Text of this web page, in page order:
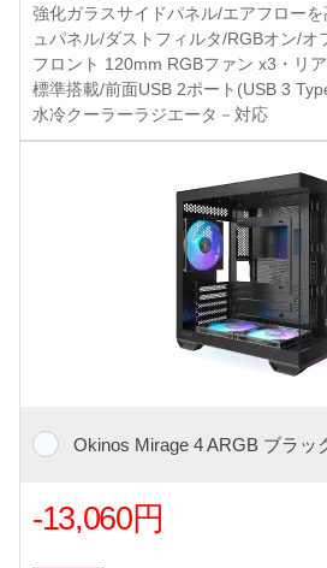
強化ガラスサイドパネル/エアフロー
ュパネル/ダストフィルタ/RGBオン/オ
フロント 120mm RGBファン x3・リ
標準搭載/前面USB 2ポート(USB 3
水冷クーラーラジエータ－対応
Okinos Mirage 4 ARGB ブラッ
-13,060円